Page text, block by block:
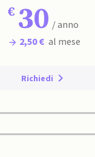
30 / anno
2,50 € al mese
Richiedi